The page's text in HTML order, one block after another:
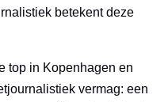
betekent deze
top in Kopenhagen en
vermag: een